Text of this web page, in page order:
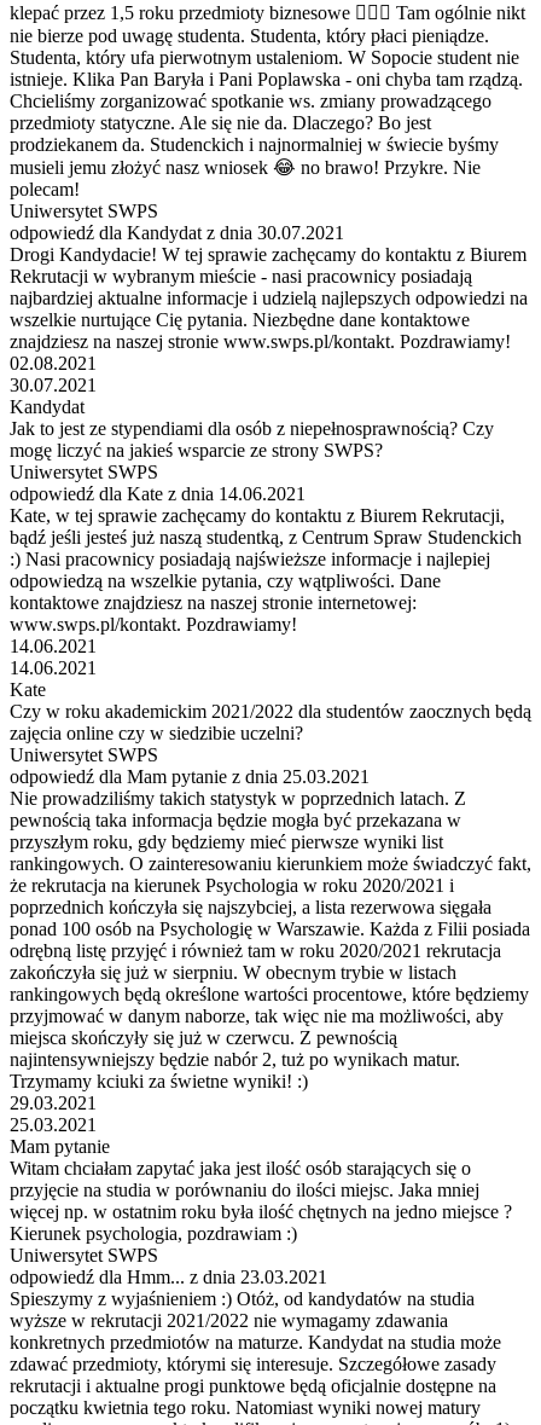
klepać przez 1,5 roku przedmioty biznesowe 🤦🏻‍♀️ Tam ogólnie nikt
nie bierze pod uwagę studenta. Studenta, który płaci pieniądze.
Studenta, który ufa pierwotnym ustaleniom. W Sopocie student nie
istnieje. Klika Pan Baryła i Pani Poplawska - oni chyba tam rządzą.
Chcieliśmy zorganizować spotkanie ws. zmiany prowadzącego
przedmioty statyczne. Ale się nie da. Dlaczego? Bo jest
prodziekanem da. Studenckich i najnormalniej w świecie byśmy
musieli jemu złożyć nasz wniosek 😂 no brawo! Przykre. Nie
polecam!
Uniwersytet SWPS
odpowiedź dla Kandydat z dnia 30.07.2021
Drogi Kandydacie! W tej sprawie zachęcamy do kontaktu z Biurem
Rekrutacji w wybranym mieście - nasi pracownicy posiadają
najbardziej aktualne informacje i udzielą najlepszych odpowiedzi na
wszelkie nurtujące Cię pytania. Niezbędne dane kontaktowe
znajdziesz na naszej stronie www.swps.pl/kontakt. Pozdrawiamy!
02.08.2021
30.07.2021
Kandydat
Jak to jest ze stypendiami dla osób z niepełnosprawnością? Czy
mogę liczyć na jakieś wsparcie ze strony SWPS?
Uniwersytet SWPS
odpowiedź dla Kate z dnia 14.06.2021
Kate, w tej sprawie zachęcamy do kontaktu z Biurem Rekrutacji,
bądź jeśli jesteś już naszą studentką, z Centrum Spraw Studenckich
:) Nasi pracownicy posiadają najświeższe informacje i najlepiej
odpowiedzą na wszelkie pytania, czy wątpliwości. Dane
kontaktowe znajdziesz na naszej stronie internetowej:
www.swps.pl/kontakt. Pozdrawiamy!
14.06.2021
14.06.2021
Kate
Czy w roku akademickim 2021/2022 dla studentów zaocznych będą
zajęcia online czy w siedzibie uczelni?
Uniwersytet SWPS
odpowiedź dla Mam pytanie z dnia 25.03.2021
Nie prowadziliśmy takich statystyk w poprzednich latach. Z
pewnością taka informacja będzie mogła być przekazana w
przyszłym roku, gdy będziemy mieć pierwsze wyniki list
rankingowych. O zainteresowaniu kierunkiem może świadczyć fakt,
że rekrutacja na kierunek Psychologia w roku 2020/2021 i
poprzednich kończyła się najszybciej, a lista rezerwowa sięgała
ponad 100 osób na Psychologię w Warszawie. Każda z Filii posiada
odrębną listę przyjęć i również tam w roku 2020/2021 rekrutacja
zakończyła się już w sierpniu. W obecnym trybie w listach
rankingowych będą określone wartości procentowe, które będziemy
przyjmować w danym naborze, tak więc nie ma możliwości, aby
miejsca skończyły się już w czerwcu. Z pewnością
najintensywniejszy będzie nabór 2, tuż po wynikach matur.
Trzymamy kciuki za świetne wyniki! :)
29.03.2021
25.03.2021
Mam pytanie
Witam chciałam zapytać jaka jest ilość osób starających się o
przyjęcie na studia w porównaniu do ilości miejsc. Jaka mniej
więcej np. w ostatnim roku była ilość chętnych na jedno miejsce ?
Kierunek psychologia, pozdrawiam :)
Uniwersytet SWPS
odpowiedź dla Hmm... z dnia 23.03.2021
Spieszymy z wyjaśnieniem :) Otóż, od kandydatów na studia
wyższe w rekrutacji 2021/2022 nie wymagamy zdawania
konkretnych przedmiotów na maturze. Kandydat na studia może
zdawać przedmioty, którymi się interesuje. Szczegółowe zasady
rekrutacji i aktualne progi punktowe będą oficjalnie dostępne na
początku kwietnia tego roku. Natomiast wyniki nowej matury